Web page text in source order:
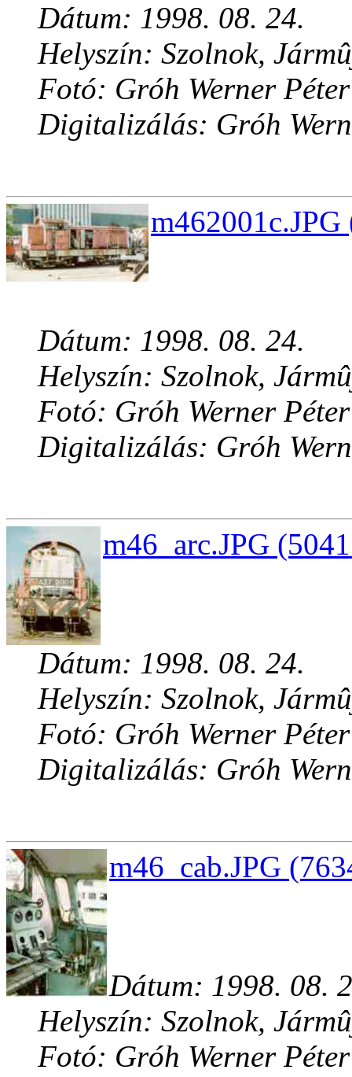
Dátum: 1998. 08. 24.
Helyszín: Szolnok,
Fotó: Gróh Werner Péter
Digitalizálás: Gróh
Dátum: 1998. 08. 24.
Helyszín: Szolnok,
Fotó: Gróh Werner Péter
Digitalizálás: Gróh
m46_arc.JPG
Dátum: 1998. 08. 24.
Helyszín: Szolnok,
Fotó: Gróh Werner Péter
Digitalizálás: Gróh
m46_cab.JPG
Dátum: 1998. 08.
Helyszín: Szolnok,
Fotó: Gróh Werner Péter